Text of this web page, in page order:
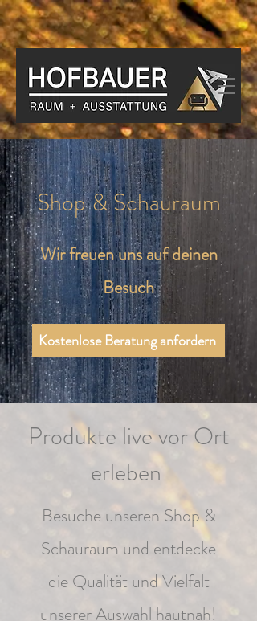
Shop & Schauraum
Wir freuen uns auf deinen
Besuch
Kostenlose Beratung anfordern
Produkte live vor Ort
erleben
Besuche unseren Shop &
Schauraum und entdecke
die Qualität und Vielfalt
unserer Auswahl hautnah!